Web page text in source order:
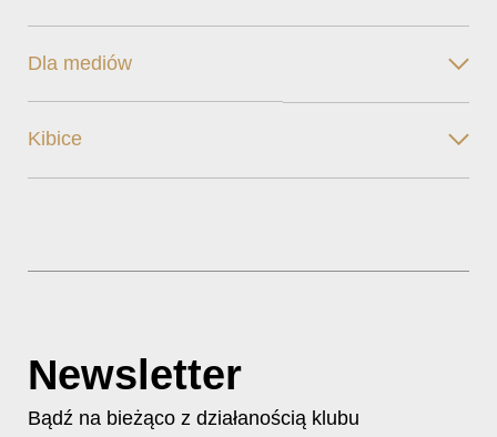
Dla mediów
Kibice
Newsletter
Bądź na bieżąco z działanością klubu